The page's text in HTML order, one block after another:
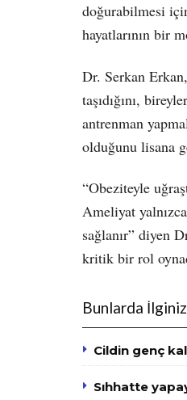
doğurabilmesi
hayatlarının bir
Dr. Serkan
taşıdığını,
antrenman
olduğunu lisana
“Obeziteyle
Ameliyat
sağlanır” diyen
kritik bir rol
Bunlarda
Cildin genç
Sıhhatte